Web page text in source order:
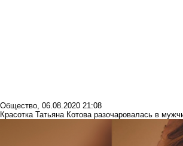
Общество, 06.08.2020 21:08
Красотка Татьяна Котова разочаровалась в